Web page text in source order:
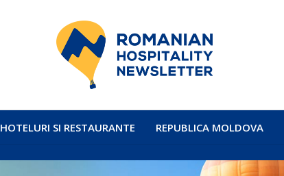
HOTELURI SI RESTAURANTE REPUBLICA MOLDOVA